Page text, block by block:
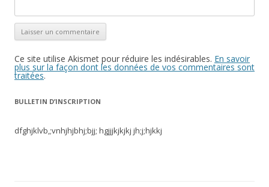
Ce site utilise Akismet pour réduire les indésirables. En savoir
plus sur la façon dont les données de vos commentaires sont
traitées.
BULLETIN D’INSCRIPTION
dfghjklvb,;vnhjhjbhj;bjj; hgjjjkjkjkj jh;j;hjkkj